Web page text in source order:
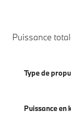
Puissance
Type de
Puissance en